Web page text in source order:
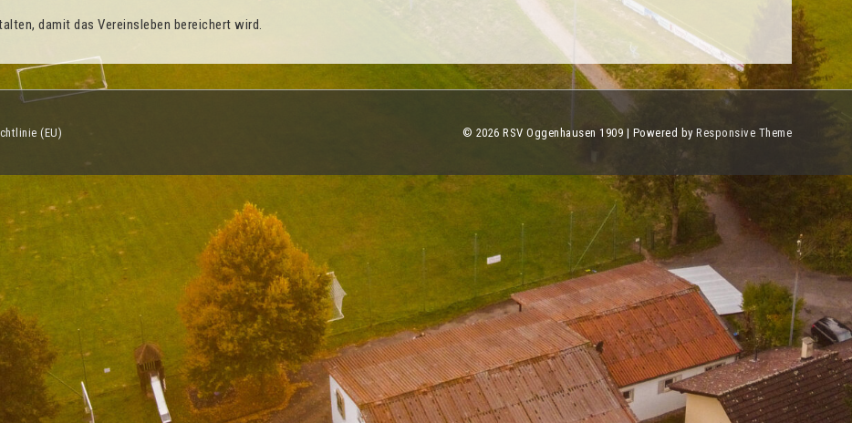
damit das Vereinsleben bereichert wird.
(EU) © 2026 RSV Oggenhausen 1909 | Powered by Responsive Theme